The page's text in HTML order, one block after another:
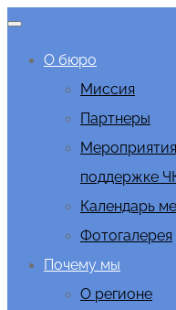
О бюро
Миссия
Партнеры
поддержке
Календарь
Фотогалерея
Почему мы
О регионе